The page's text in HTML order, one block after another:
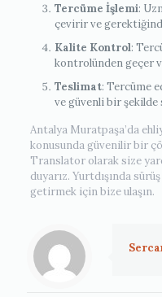
Tercüme İşlemi:
çevirir ve
Kalite Kontrol:
kontrolünden geçer
Teslimat: Tercüme
ve güvenli bir
Antalya Muratpaşa’da
konusunda güvenilir bir
Translator olarak size
duyarız. Yurtdışında
getirmek için bize ulaşın.